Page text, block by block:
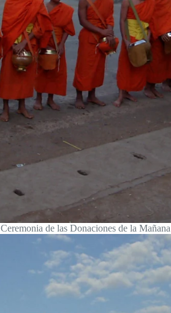
Ceremonia de las Donaciones de la Mañana